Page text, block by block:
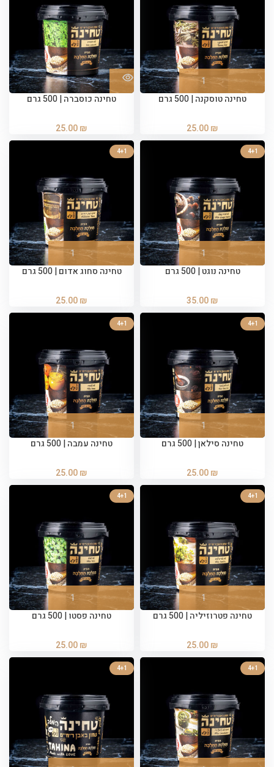
טחינה טוסקנה | 500 גרם
25.00₪
טחינה כוסברה | 500 גרם
25.00₪
4+1
טחינה נוגט | 500 גרם
35.00₪
4+1
טחינה סחוג אדום | 500 גרם
25.00₪
4+1
טחינה סילאן | 500 גרם
25.00₪
4+1
טחינה עמבה | 500 גרם
25.00₪
4+1
טחינה פטרוזיליה | 500 גרם
25.00₪
4+1
טחינה פסטו | 500 גרם
25.00₪
4+1
4+1